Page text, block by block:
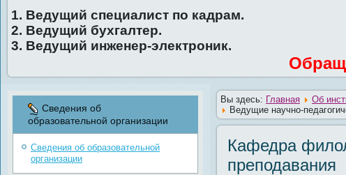
1. Ведущий специалист по кадрам.
2. Ведущий бухгалтер.
3. Ведущий инженер-электроник.
Сведения об
образовательной организации
Сведения об образовательной
организации
Вы здесь: Главная Об
Ведущие научно-
Кафедра
преподавания